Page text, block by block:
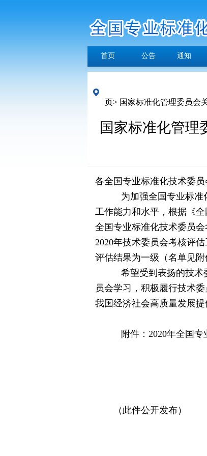
首页 公告 通知
页> 国家标准化管理委员会
国家标准化管理
各全国专业标准化技术委员
为加强全国专业标
工作能力和水平，根据《
全国专业标准化技术委员
2020年技术委员会考核评
评估结果为一级（名单见附
希望受到表扬的技
员会学习，积极履行技术
我国经济社会高质量发展提
附件：2020年全国
国家标
2021
（此件公开发布）